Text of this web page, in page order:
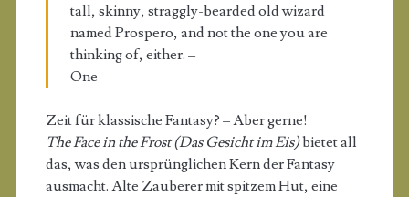
tall, skinny, straggly-bearded old wizard
named Prospero, and not the one you are
thinking of, either. –
One
Zeit für klassische Fantasy? – Aber gerne!
The Face in the Frost (Das Gesicht im Eis)bietet all
das, was den ursprünglichen Kern der Fantasy
ausmacht. Alte Zauberer mit spitzem Hut, eine